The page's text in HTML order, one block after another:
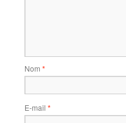
Nom *
E-mail *